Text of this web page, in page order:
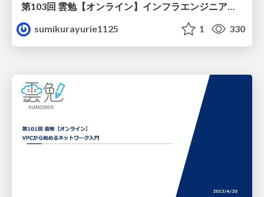
第103回 雲勉【オンライン】インフラエンジニアにおける ChatGPT の便利な使い方と注意点
sumikurayurie1125
1 330